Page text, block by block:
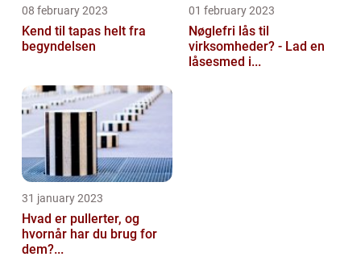
08 february 2023
Kend til tapas helt fra
begyndelsen
01 february 2023
Nøglefri lås til
virksomheder? - Lad en
låsesmed i...
31 january 2023
Hvad er pullerter, og
hvornår har du brug for
dem?...